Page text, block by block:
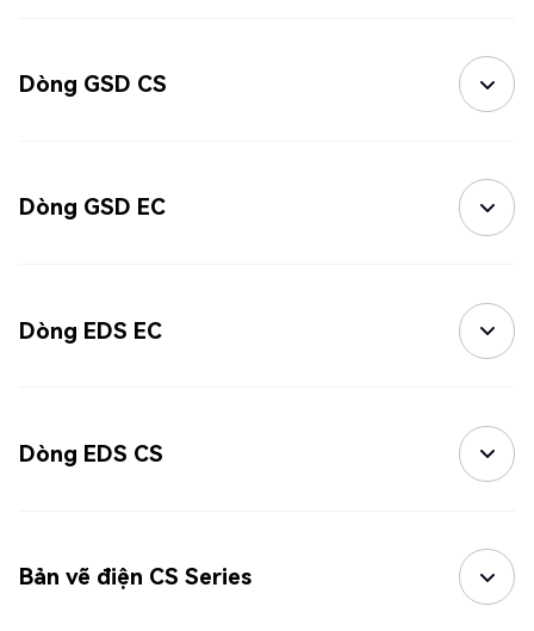
Dòng GSD CS
Dòng GSD EC
Dòng EDS EC
Dòng EDS CS
Bản vẽ điện CS Series